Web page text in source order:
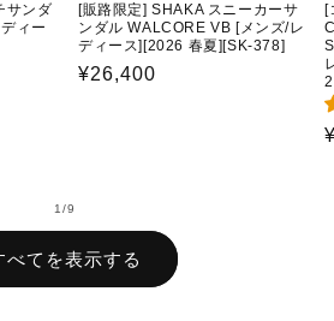
サンダ
ィー
[販路限定] SHAKA スニーカーサ
ンダル WALCORE VB [メンズ/レ
ディース][2026 春夏][SK-378]
通
¥26,400
[
1/の
9
べてを表示する